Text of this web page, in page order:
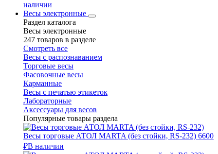
наличии
Весы электронные
Раздел каталога
Весы электронные
247 товаров в разделе
Смотреть все
Весы с распознаванием
Торговые весы
Фасовочные весы
Карманные
Весы с печатью этикеток
Лабораторные
Аксессуары для весов
Популярные товары раздела
Весы торговые АТОЛ MARTA (без стойки, RS-232) 6600
₽В наличии